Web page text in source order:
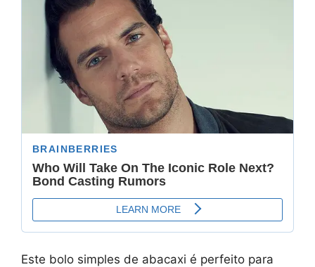
Este bolo simples de abacaxi é perfeito para